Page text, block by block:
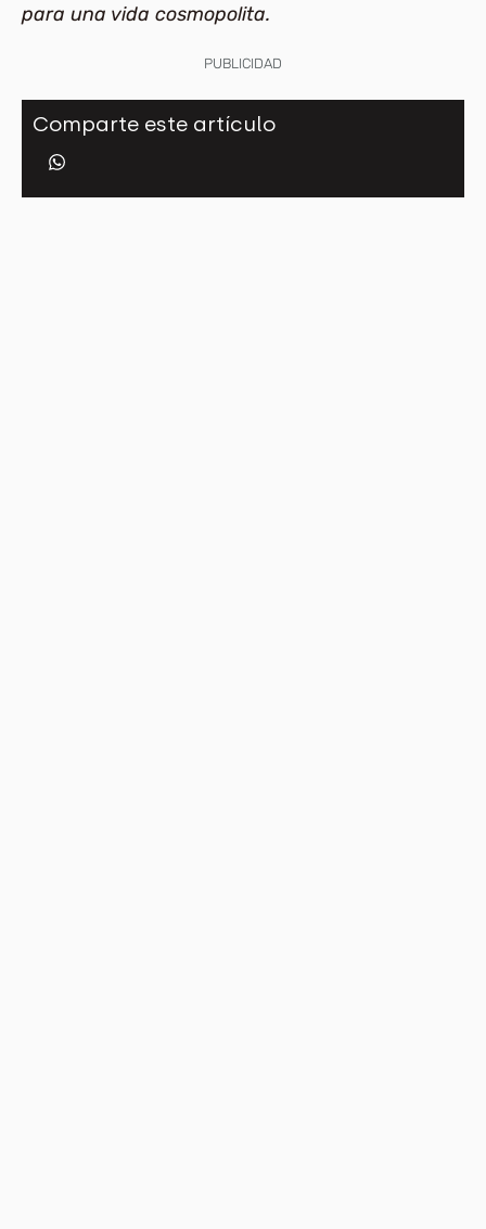
para una vida cosmopolita.
PUBLICIDAD
Comparte este artículo